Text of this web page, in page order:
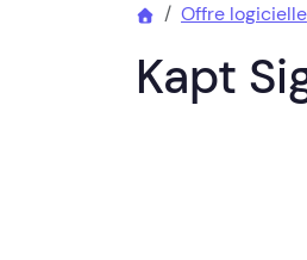
Offre logicielle
Kapt